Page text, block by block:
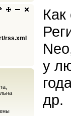
rss.xml
у
др.